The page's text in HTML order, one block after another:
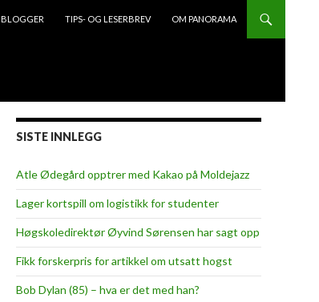
BLOGGER TIPS- OG LESERBREV OM PANORAMA
SISTE INNLEGG
Atle Ødegård opptrer med Kakao på Moldejazz
Lager kortspill om logistikk for studenter
Høgskoledirektør Øyvind Sørensen har sagt opp
Fikk forskerpris for artikkel om utsatt hogst
Bob Dylan (85) – hva er det med han?